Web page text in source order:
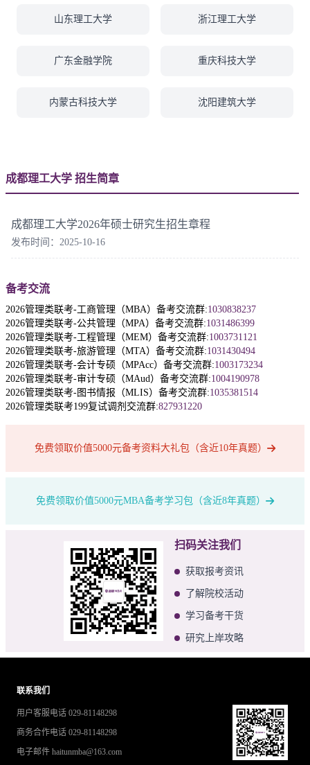
山东理工大学 浙江理工大学
广东金融学院 重庆科技大学
内蒙古科技大学 沈阳建筑大学
成都理工大学 招生简章
成都理工大学2026年硕士研究生招生章程
发布时间：2025-10-16
备考交流
2026管理类联考-工商管理（MBA）备考交流群:1030838237
2026管理类联考-公共管理（MPA）备考交流群:1031486399
2026管理类联考-工程管理（MEM）备考交流群:1003731121
2026管理类联考-旅游管理（MTA）备考交流群:1031430494
2026管理类联考-会计专硕（MPAcc）备考交流群:1003173234
2026管理类联考-审计专硕（MAud）备考交流群:1004190978
2026管理类联考-图书情报（MLIS）备考交流群:1035381514
2026管理类联考199复试调剂交流群:827931220
免费领取价值5000元备考资料大礼包（含近10年真题）
免费领取价值5000元MBA备考学习包（含近8年真题）
扫码关注我们
获取报考资讯
了解院校活动
学习备考干货
研究上岸攻略
联系我们
用户客服电话 029-81148298
商务合作电话 029-81148298
电子邮件 haitunmba@163.com